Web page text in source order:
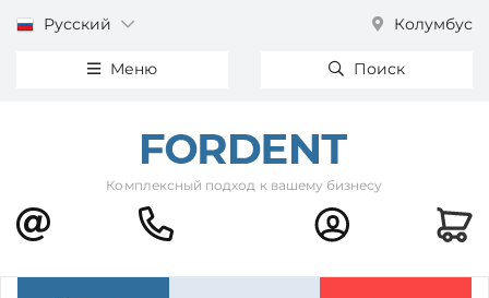
Русский Колумбус
Меню Поиск
Комплексный подход к вашему бизнесу